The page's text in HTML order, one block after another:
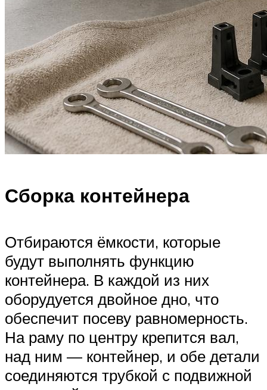
Сборка контейнера
Отбираются ёмкости, которые
будут выполнять функцию
контейнера. В каждой из них
оборудуется двойное дно, что
обеспечит посеву равномерность.
На раму по центру крепится вал,
над ним — контейнер, и обе детали
соединяются трубкой с подвижной